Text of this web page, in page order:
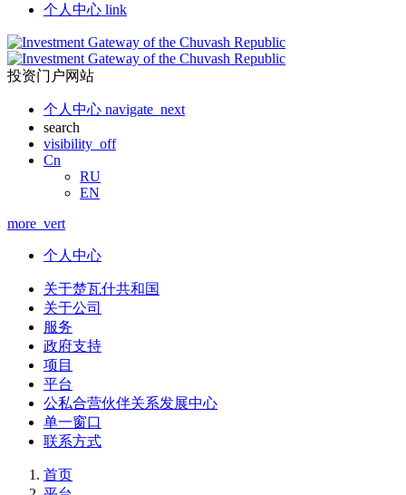
个人中心 link
投资门户网站
个人中心 navigate_next
search
visibility_off
Cn
RU
EN
more_vert
个人中心
关于楚瓦什共和国
关于公司
服务
政府支持
项目
平台
公私合营伙伴关系发展中心
单一窗口
联系方式
首页